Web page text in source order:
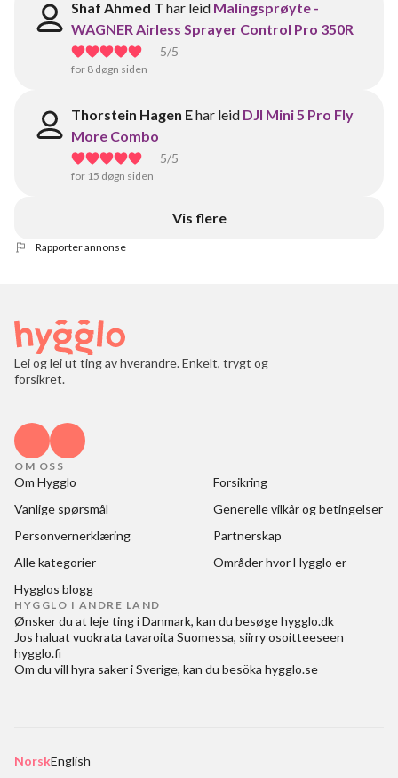
Shaf Ahmed T har leid Malingsprøyte -
WAGNER Airless Sprayer Control Pro 350R
5/5
for 8 døgn siden
Thorstein Hagen Ehar leid DJI Mini 5 Pro Fly
More Combo
5/5
for 15 døgn siden
Vis flere
Rapporter annonse
Lei og lei ut ting av hverandre. Enkelt, trygt og
forsikret.
OM OSS
Om Hygglo
Forsikring
Vanlige spørsmål
Generelle vilkår og betingelser
Personvernerklæring
Partnerskap
Alle kategorier
Områder hvor Hygglo er
Hygglos blogg
HYGGLO I ANDRE LAND
Ønsker du at leje ting i Danmark, kan du besøgehygglo.dk
Jos haluat vuokrata tavaroita Suomessa, siirry osoitteeseen
hygglo.fi
Om du vill hyra saker i Sverige, kan du besöka hygglo.se
NorskEnglish